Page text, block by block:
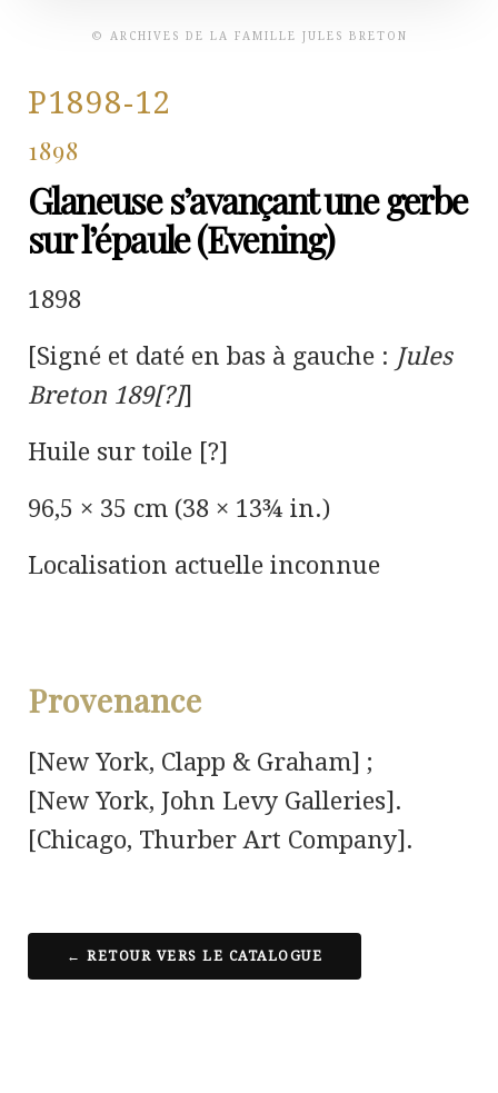
© ARCHIVES DE LA FAMILLE JULES BRETON
P1898-12
1898
Glaneuse s’avançant une gerbe
sur l’épaule (Evening)
1898
[Signé et daté en bas à gauche : Jules
Breton 189[?]]
Huile sur toile [?]
96,5 × 35 cm (38 × 13¾ in.)
Localisation actuelle inconnue
Provenance
[New York, Clapp & Graham] ;
[New York, John Levy Galleries].
[Chicago, Thurber Art Company].
← RETOUR VERS LE CATALOGUE